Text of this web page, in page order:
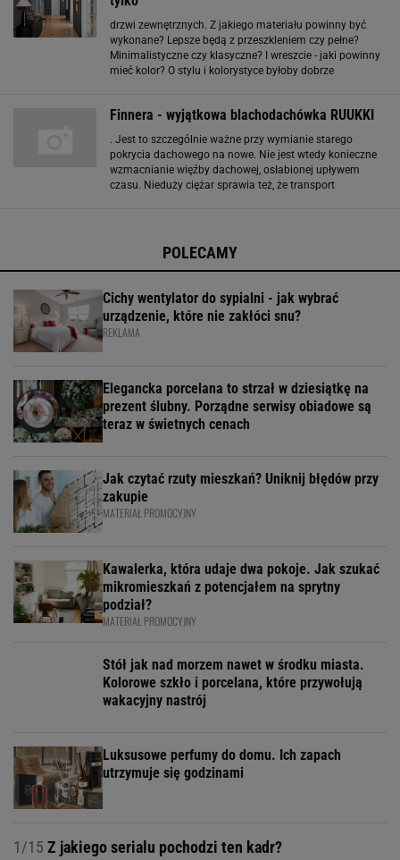
drzwi zewnętrznych. Z jakiego materiału powinny być
wykonane? Lepsze będą z przeszkleniem czy pełne?
Minimalistyczne czy klasyczne? I wreszcie - jaki powinny
mieć kolor? O stylu i kolorystyce byłoby dobrze
Finnera - wyjątkowa blachodachówka RUUKKI
. Jest to szczególnie ważne przy wymianie starego
pokrycia dachowego na nowe. Nie jest wtedy konieczne
wzmacnianie więźby dachowej, osłabionej upływem
czasu. Nieduży ciężar sprawia też, że transport
POLECAMY
Cichy wentylator do sypialni - jak wybrać
urządzenie, które nie zakłóci snu?
REKLAMA
Elegancka porcelana to strzał w dziesiątkę na
prezent ślubny. Porządne serwisy obiadowe są
teraz w świetnych cenach
Jak czytać rzuty mieszkań? Uniknij błędów przy
zakupie
MATERIAŁ PROMOCYJNY
Kawalerka, która udaje dwa pokoje. Jak szukać
mikromieszkań z potencjałem na sprytny
podział?
MATERIAŁ PROMOCYJNY
Stół jak nad morzem nawet w środku miasta.
Kolorowe szkło i porcelana, które przywołują
wakacyjny nastrój
Luksusowe perfumy do domu. Ich zapach
utrzymuje się godzinami
1/15 Z jakiego serialu pochodzi ten kadr?